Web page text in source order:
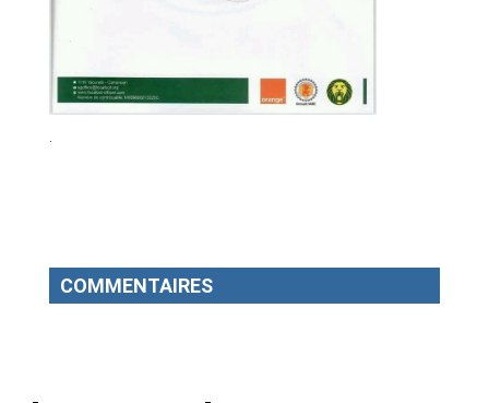
.
COMMENTAIRES